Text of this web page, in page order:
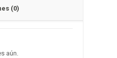
(0)
aún.